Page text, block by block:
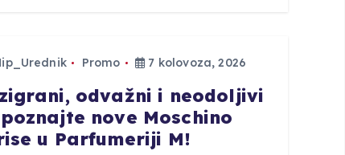
Promo 7 kolovoza, 2026
odvažni i neodoljivi
nove Moschino
u Parfumeriji M!